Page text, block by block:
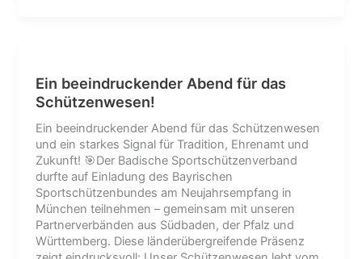
Ein beeindruckender Abend für das
Schützenwesen!
Ein beeindruckender Abend für das Schützenwesen
und ein starkes Signal für Tradition, Ehrenamt und
Zukunft! 🎯Der Badische Sportschützenverband
durfte auf Einladung des Bayrischen
Sportschützenbundes am Neujahrsempfang in
München teilnehmen – gemeinsam mit unseren
Partnerverbänden aus Südbaden, der Pfalz und
Württemberg. Diese länderübergreifende Präsenz